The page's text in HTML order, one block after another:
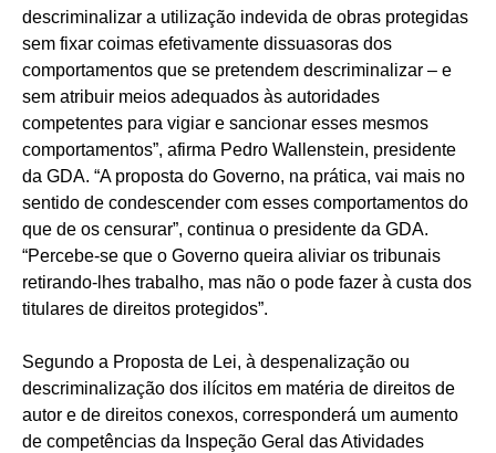
descriminalizar a utilização indevida de obras protegidas
sem fixar coimas efetivamente dissuasoras dos
comportamentos que se pretendem descriminalizar – e
sem atribuir meios adequados às autoridades
competentes para vigiar e sancionar esses mesmos
comportamentos”, afirma Pedro Wallenstein, presidente
da GDA. “A proposta do Governo, na prática, vai mais no
sentido de condescender com esses comportamentos do
que de os censurar”, continua o presidente da GDA.
“Percebe-se que o Governo queira aliviar os tribunais
retirando-lhes trabalho, mas não o pode fazer à custa dos
titulares de direitos protegidos”.
Segundo a Proposta de Lei, à despenalização ou
descriminalização dos ilícitos em matéria de direitos de
autor e de direitos conexos, corresponderá um aumento
de competências da Inspeção Geral das Atividades